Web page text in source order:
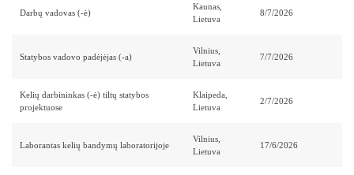
Darbų vadovas (-ė) 8/7/2026
Statybos vadovo padėjėjas (-a) 7/7/2026
Kelių darbininkas (-ė) tiltų statybos
projektuose
2/7/2026
Laborantas kelių bandymų laboratorijoje 17/6/2026